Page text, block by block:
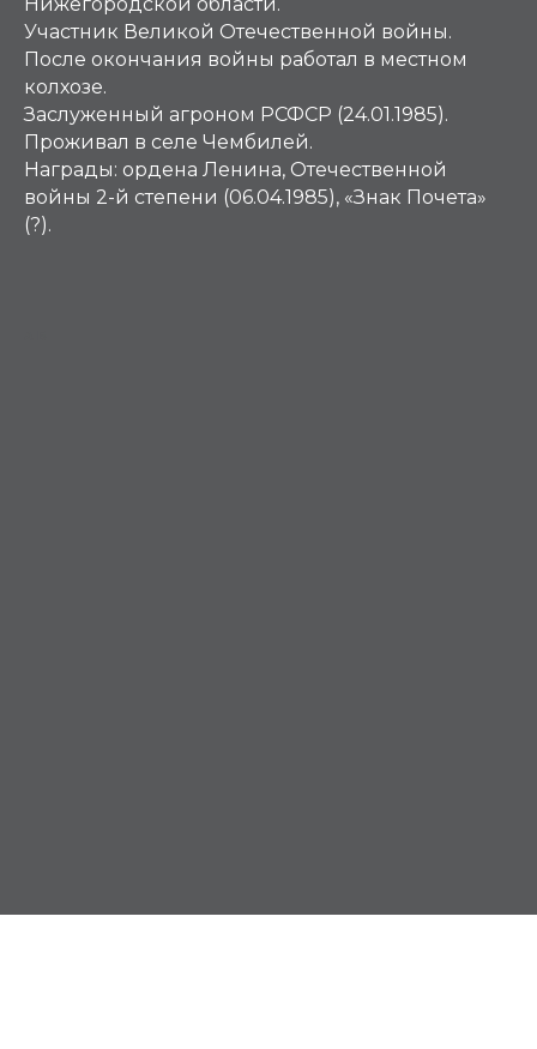
Участник Великой Отечественной войны.
После окончания войны работал в местном
колхозе.
Заслуженный агроном РСФСР (24.01.1985).
Проживал в селе Чембилей.
Награды: ордена Ленина, Отечественной
войны 2-й степени (06.04.1985), «Знак Почета»
(?).